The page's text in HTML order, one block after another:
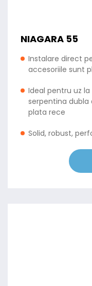
NIAGARA 55
Instalare direct
accesoriile sunt
Ideal pentru uz
serpentina
plata rece
Solid, robust,